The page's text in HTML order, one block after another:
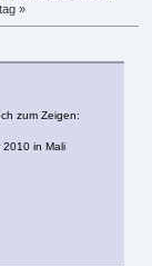
»
zum Zeigen:
2010 in Mali